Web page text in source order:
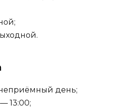
день;
13:00;